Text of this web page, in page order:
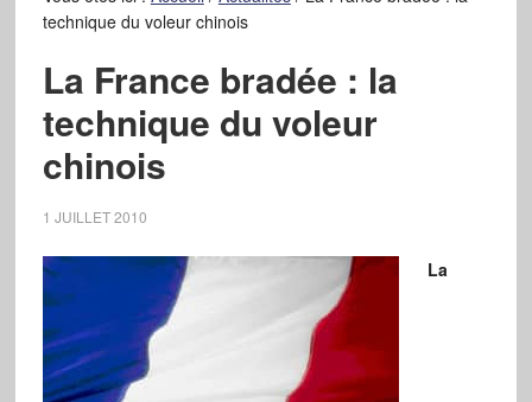
technique du voleur chinois
La France bradée : la
technique du voleur
chinois
1 JUILLET 2010
La